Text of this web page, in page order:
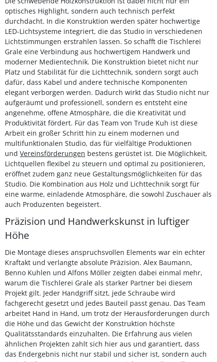
optisches Highlight, sondern auch technisch perfekt
durchdacht. In die Konstruktion werden später hochwertige
LED-Lichtsysteme integriert, die das Studio in verschiedenen
Lichtstimmungen erstrahlen lassen. So schafft die Tischlerei
Grale eine Verbindung aus hochwertigem Handwerk und
moderner Medientechnik. Die Konstruktion bietet nicht nur
Platz und Stabilität für die Lichttechnik, sondern sorgt auch
dafür, dass Kabel und andere technische Komponenten
elegant verborgen werden. Dadurch wirkt das Studio nicht nur
aufgeräumt und professionell, sondern es entsteht eine
angenehme, offene Atmosphäre, die die Kreativität und
Produktivität fördert. Für das Team von Trude Kuh ist diese
Arbeit ein großer Schritt hin zu einem modernen und
multifunktionalen Studio, das für vielfältige Produktionen
und Vereinsförderungen bestens gerüstet ist. Die Möglichkeit,
Lichtquellen flexibel zu steuern und optimal zu positionieren,
eröffnet zudem ganz neue Gestaltungsmöglichkeiten für das
Studio. Die Kombination aus Holz und Lichttechnik sorgt für
eine warme, einladende Atmosphäre, die sowohl Zuschauer als
auch Produzenten begeistert.
Präzision und Handwerkskunst in luftiger
Höhe
Die Montage dieses anspruchsvollen Elements war ein echter
Kraftakt und verlangte absolute Präzision. Alex Baumann,
Benno Kuhlen und Alfons Möller zeigten dabei einmal mehr,
warum die Tischlerei Grale als starker Partner bei diesem
Projekt gilt. Jeder Handgriff sitzt, jede Schraube wird
fachgerecht gesetzt und jedes Bauteil passt genau. Das Team
arbeitet Hand in Hand, um trotz der Herausforderungen durch
die Höhe und das Gewicht der Konstruktion höchste
Qualitätsstandards einzuhalten. Die Erfahrung aus vielen
ähnlichen Projekten zahlt sich hier aus und garantiert, dass
das Endergebnis nicht nur stabil und sicher ist, sondern auch